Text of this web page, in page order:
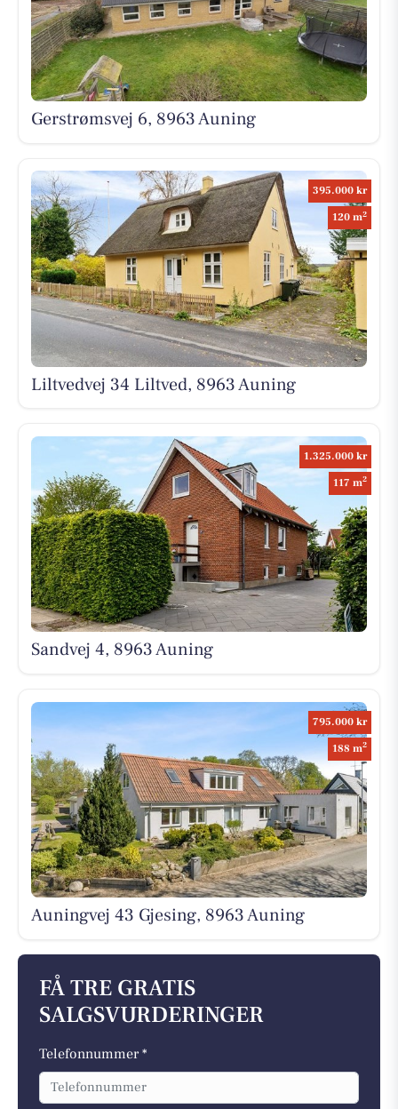
Gerstrømsvej 6, 8963 Auning
395.000 kr
120 m2
Liltvedvej 34 Liltved, 8963 Auning
1.325.000 kr
117 m2
Sandvej 4, 8963 Auning
795.000 kr
188 m2
Auningvej 43 Gjesing, 8963 Auning
FÅ TRE GRATIS
SALGSVURDERINGER
Telefonnummer *